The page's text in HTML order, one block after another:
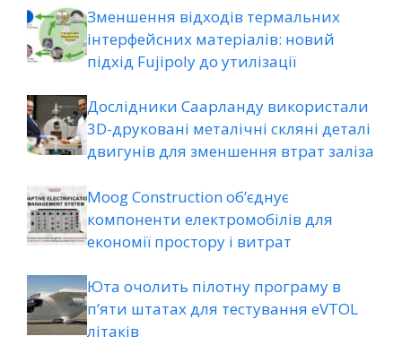
Зменшення відходів термальних
інтерфейсних матеріалів: новий
підхід Fujipoly до утилізації
Дослідники Саарланду використали
3D-друковані металічні скляні деталі
двигунів для зменшення втрат заліза
Moog Construction об’єднує
компоненти електромобілів для
економії простору і витрат
Юта очолить пілотну програму в
п’яти штатах для тестування eVTOL
літаків